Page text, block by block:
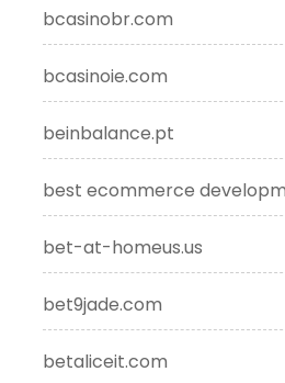
bcasinobr.com
bcasinoie.com
beinbalance.pt
best ecommerce
bet-at-homeus.us
bet9jade.com
betaliceit.com